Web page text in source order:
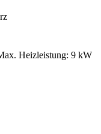
Heizleistung: 9 kW